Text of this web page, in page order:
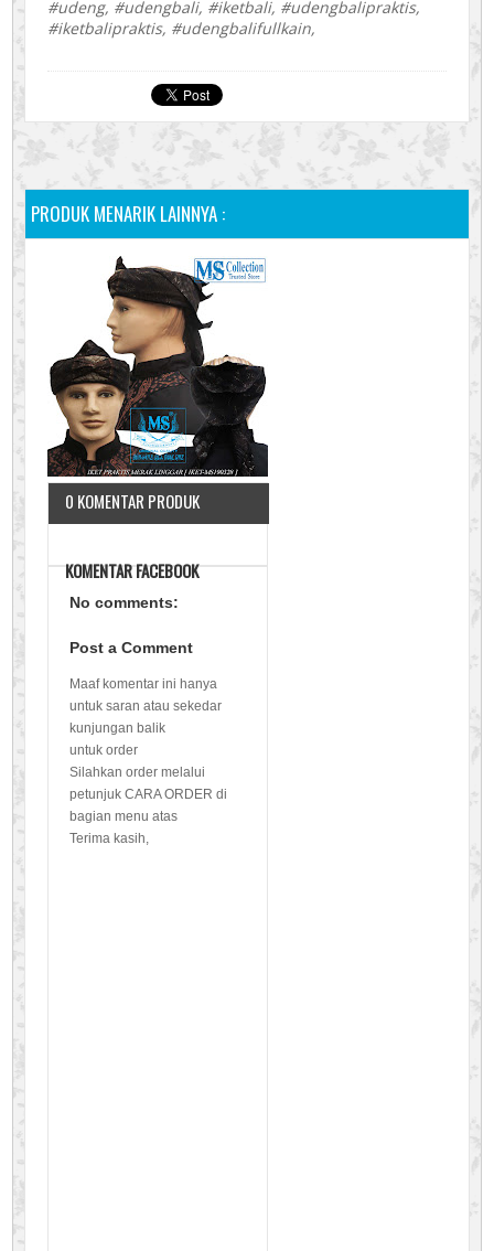
#udeng, #udengbali, #iketbali, #udengbalipraktis,
#iketbalipraktis, #udengbalifullkain,
PRODUK MENARIK LAINNYA :
0 KOMENTAR PRODUK
KOMENTAR FACEBOOK
No comments:
Post a Comment
Maaf komentar ini hanya
untuk saran atau sekedar
kunjungan balik
untuk order
Silahkan order melalui
petunjuk CARA ORDER di
bagian menu atas
Terima kasih,